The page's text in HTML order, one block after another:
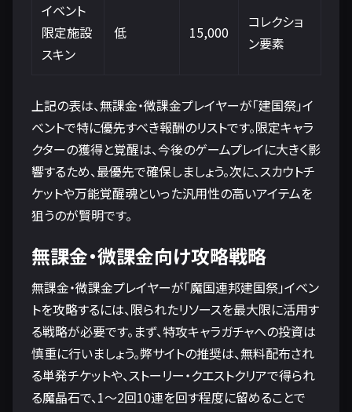
イベント
限定施設
スキン
低 15,000
コレクショ
ン要素
上記の表は、無課金・微課金プレイヤーが「建国祭」イ
ベントで特に優先すべき報酬のリストです。限定キャラ
クターの獲得と覚醒は、今後のゲームプレイに大きく影
響するため、最優先で確保しましょう。次に、スカウトチ
ケットや万能覚醒魂といった汎用性の高いアイテムを
狙うのが賢明です。
無課金・微課金向け攻略戦略
無課金・微課金プレイヤーが「魔国連邦建国祭」イベン
トを攻略するには、限られたリソースを最大限に活用す
る戦略が必要です。まず、特攻キャラガチャへの投資は
慎重に行いましょう。弊サイトの推奨は、無料配布され
る単発チケットや、ストーリー・クエストクリアで得られ
る魔晶石で、1〜2回10連を回す程度に留めることで